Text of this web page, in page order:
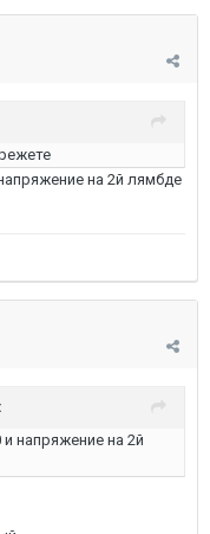
на 2й лямбде
напряжение на 2й